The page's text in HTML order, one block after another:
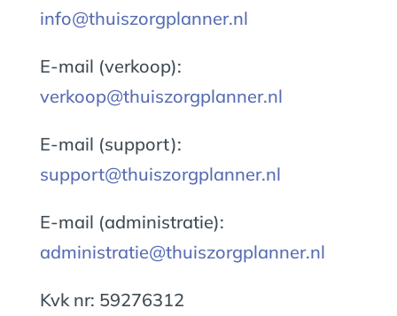
info@thuiszorgplanner.nl
E-mail (verkoop):
verkoop@thuiszorgplanner.nl
E-mail (support):
support@thuiszorgplanner.nl
E-mail (administratie):
administratie@thuiszorgplanner.nl
Kvk nr: 59276312